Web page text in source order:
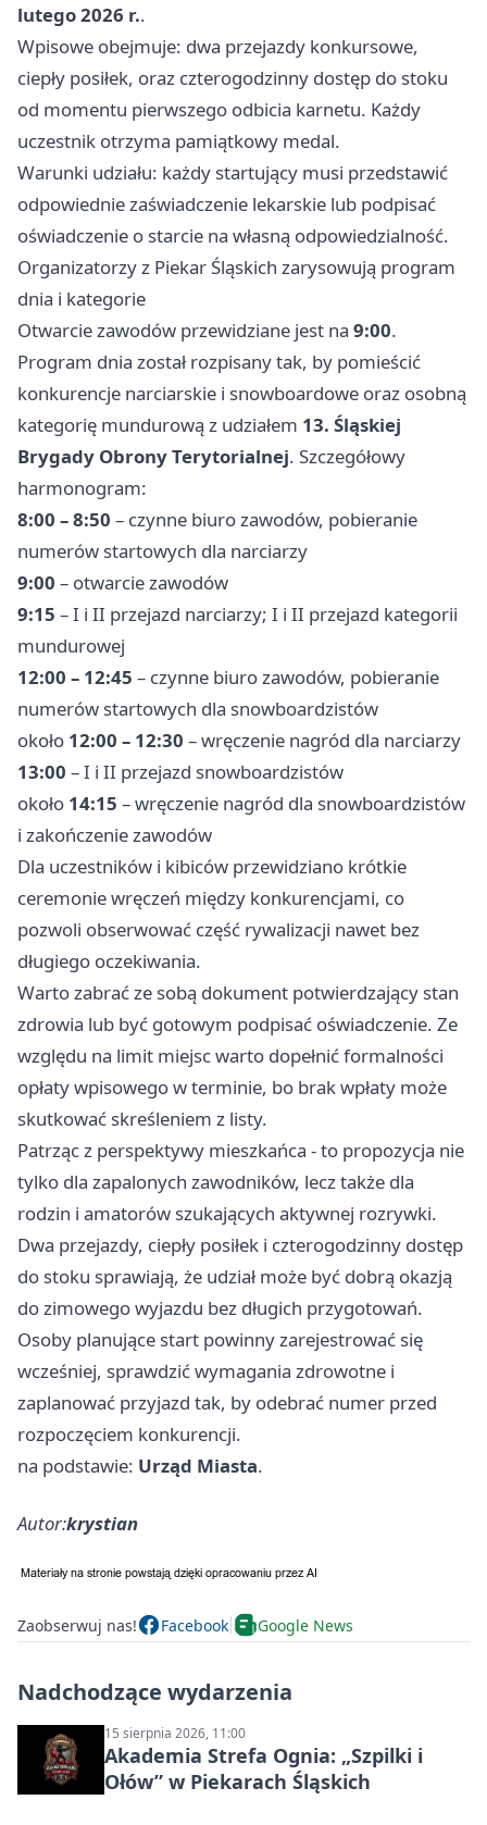
lutego 2026 r..
Wpisowe obejmuje: dwa przejazdy konkursowe,
ciepły posiłek, oraz czterogodzinny dostęp do stoku
od momentu pierwszego odbicia karnetu. Każdy
uczestnik otrzyma pamiątkowy medal.
Warunki udziału: każdy startujący musi przedstawić
odpowiednie zaświadczenie lekarskie lub podpisać
oświadczenie o starcie na własną odpowiedzialność.
Organizatorzy z Piekar Śląskich zarysowują program
dnia i kategorie
Otwarcie zawodów przewidziane jest na 9:00.
Program dnia został rozpisany tak, by pomieścić
konkurencje narciarskie i snowboardowe oraz osobną
kategorię mundurową z udziałem 13. Śląskiej
Brygady Obrony Terytorialnej. Szczegółowy
harmonogram:
8:00 – 8:50 – czynne biuro zawodów, pobieranie
numerów startowych dla narciarzy
9:00 – otwarcie zawodów
9:15 – I i II przejazd narciarzy; I i II przejazd kategorii
mundurowej
12:00 – 12:45 – czynne biuro zawodów, pobieranie
numerów startowych dla snowboardzistów
około 12:00 – 12:30 – wręczenie nagród dla narciarzy
13:00 – I i II przejazd snowboardzistów
około 14:15 – wręczenie nagród dla snowboardzistów
i zakończenie zawodów
Dla uczestników i kibiców przewidziano krótkie
ceremonie wręczeń między konkurencjami, co
pozwoli obserwować część rywalizacji nawet bez
długiego oczekiwania.
Warto zabrać ze sobą dokument potwierdzający stan
zdrowia lub być gotowym podpisać oświadczenie. Ze
względu na limit miejsc warto dopełnić formalności
opłaty wpisowego w terminie, bo brak wpłaty może
skutkować skreśleniem z listy.
Patrząc z perspektywy mieszkańca - to propozycja nie
tylko dla zapalonych zawodników, lecz także dla
rodzin i amatorów szukających aktywnej rozrywki.
Dwa przejazdy, ciepły posiłek i czterogodzinny dostęp
do stoku sprawiają, że udział może być dobrą okazją
do zimowego wyjazdu bez długich przygotowań.
Osoby planujące start powinny zarejestrować się
wcześniej, sprawdzić wymagania zdrowotne i
zaplanować przyjazd tak, by odebrać numer przed
rozpoczęciem konkurencji.
na podstawie: Urząd Miasta.
Autor:krystian
Zaobserwuj nas! Facebook Google News
Nadchodzące wydarzenia
15 sierpnia 2026, 11:00
Akademia Strefa Ognia: „Szpilki i
Ołów” w Piekarach Śląskich